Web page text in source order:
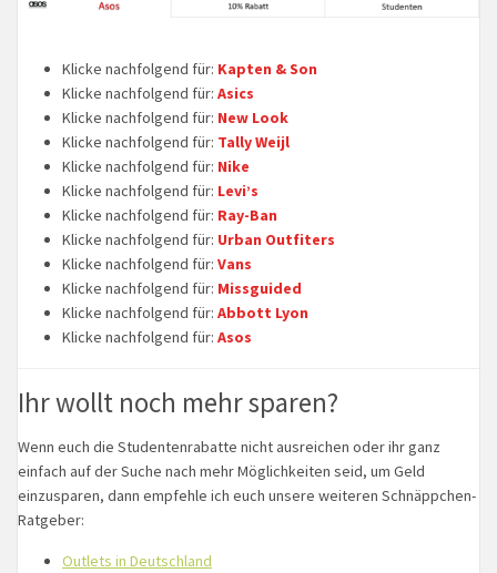
Klicke nachfolgend für: Kapten & Son
Klicke nachfolgend für: Asics
Klicke nachfolgend für: New Look
Klicke nachfolgend für: Tally Weijl
Klicke nachfolgend für: Nike
Klicke nachfolgend für: Levi’s
Klicke nachfolgend für: Ray-Ban
Klicke nachfolgend für: Urban Outfiters
Klicke nachfolgend für: Vans
Klicke nachfolgend für: Missguided
Klicke nachfolgend für: Abbott Lyon
Klicke nachfolgend für: Asos
Ihr wollt noch mehr sparen?
Wenn euch die Studentenrabatte nicht ausreichen oder ihr ganz
einfach auf der Suche nach mehr Möglichkeiten seid, um Geld
einzusparen, dann empfehle ich euch unsere weiteren Schnäppchen-
Ratgeber:
Outlets in Deutschland